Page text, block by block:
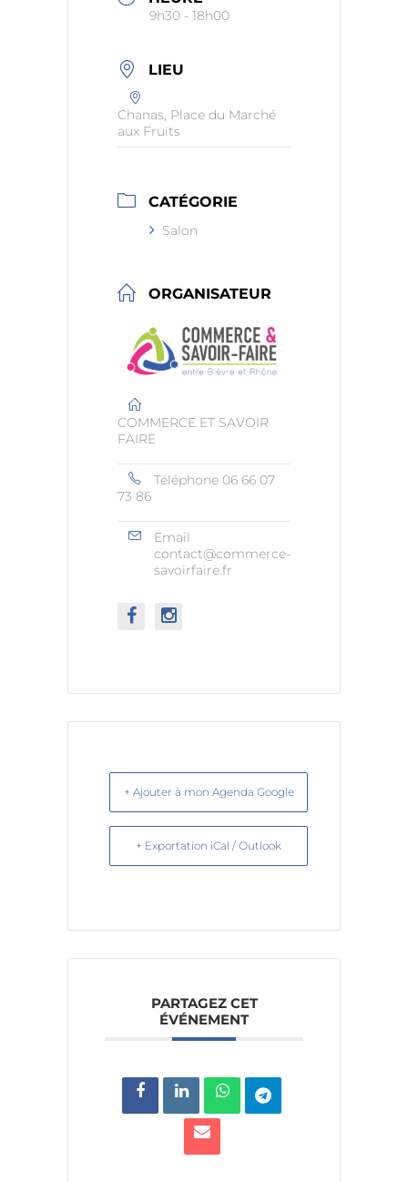
9h30 - 18h00
LIEU
Chanas, Place du Marché
aux Fruits
CATÉGORIE
Salon
ORGANISATEUR
COMMERCE ET SAVOIR
FAIRE
Téléphone 06 66 07
73 86
Email
contact@commerce-
savoirfaire.fr
+ Ajouter à mon Agenda Google
+ Exportation iCal / Outlook
PARTAGEZ CET
ÉVÉNEMENT